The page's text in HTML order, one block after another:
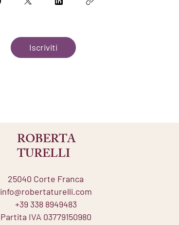
Iscriviti
ROBERTA
TURELLI
25040 Corte Franca
info@robertaturelli.com
+39 338 8949483
Partita IVA 03779150980